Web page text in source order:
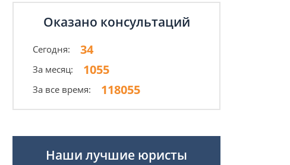
Оказано консультаций
Сегодня: 34
За месяц: 1055
За все время: 118055
Наши лучшие юристы